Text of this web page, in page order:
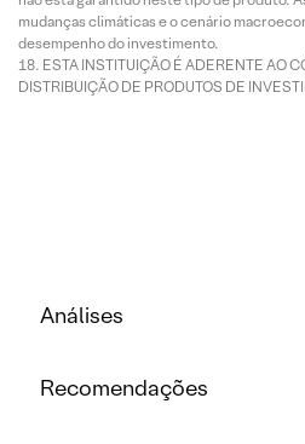
mudanças climáticas e o cenário
desempenho do investimento.
ESTA INSTITUIÇÃO É ADERENTE AO
DISTRIBUIÇÃO DE PRODUTOS DE
Análises
Recomendações